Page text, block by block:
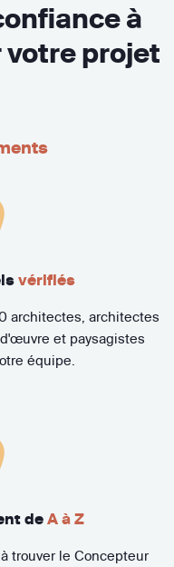
à
projet
vérifiés
architectes, architectes
et paysagistes
équipe.
de A à Z
trouver le Concepteur